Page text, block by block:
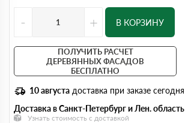
- + В КОРЗИНУ
ПОЛУЧИТЬ РАСЧЕТ
ДЕРЕВЯННЫХ ФАСАДОВ
БЕСПЛАТНО
10 августа доставка при заказе сегодня
Доставка в Санкт-Петербург и Лен. область
Узнать стоимость с доставкой